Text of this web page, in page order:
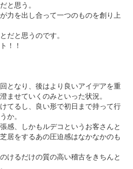
と思う。
力を出し合って一つのものを創り上
だと思うのです。
！！
となり、後はより良いアイデアを重
ませていくのみといった状況。
てるし、良い形で初日まで持って行
か。
感、しかもルデコというお客さんと
居をするあの圧迫感はなかなかのも
けるだけの質の高い稽古をきちんと